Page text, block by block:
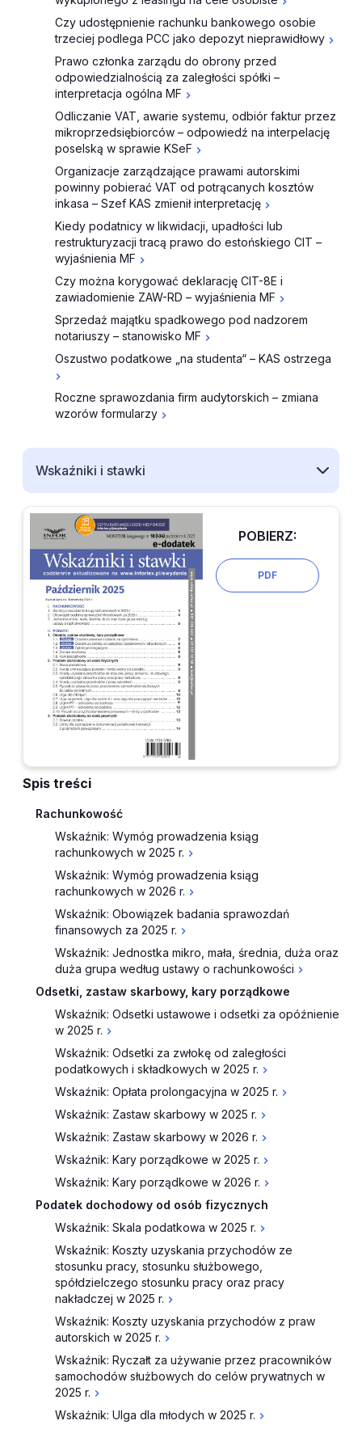
Czy udostępnienie rachunku bankowego osobie
trzeciej podlega PCC jako depozyt nieprawidłowy
Prawo członka zarządu do obrony przed
odpowiedzialnością za zaległości spółki –
interpretacja ogólna MF
Odliczanie VAT, awarie systemu, odbiór faktur przez
mikroprzedsiębiorców – odpowiedź na interpelację
poselską w sprawie KSeF
Organizacje zarządzające prawami autorskimi
powinny pobierać VAT od potrącanych kosztów
inkasa – Szef KAS zmienił interpretację
Kiedy podatnicy w likwidacji, upadłości lub
restrukturyzacji tracą prawo do estońskiego CIT –
wyjaśnienia MF
Czy można korygować deklarację CIT-8E i
zawiadomienie ZAW-RD – wyjaśnienia MF
Sprzedaż majątku spadkowego pod nadzorem
notariuszy – stanowisko MF
Oszustwo podatkowe „na studenta“ – KAS ostrzega
Roczne sprawozdania firm audytorskich – zmiana
wzorów formularzy
Wskaźniki i stawki
POBIERZ:
PDF
Spis treści
Rachunkowość
Wskaźnik: Wymóg prowadzenia ksiąg
rachunkowych w 2025 r.
Wskaźnik: Wymóg prowadzenia ksiąg
rachunkowych w 2026 r.
Wskaźnik: Obowiązek badania sprawozdań
finansowych za 2025 r.
Wskaźnik: Jednostka mikro, mała, średnia, duża oraz
duża grupa według ustawy o rachunkowości
Odsetki, zastaw skarbowy, kary porządkowe
Wskaźnik: Odsetki ustawowe i odsetki za opóźnienie
w 2025 r.
Wskaźnik: Odsetki za zwłokę od zaległości
podatkowych i składkowych w 2025 r.
Wskaźnik: Opłata prolongacyjna w 2025 r.
Wskaźnik: Zastaw skarbowy w 2025 r.
Wskaźnik: Zastaw skarbowy w 2026 r.
Wskaźnik: Kary porządkowe w 2025 r.
Wskaźnik: Kary porządkowe w 2026 r.
Podatek dochodowy od osób fizycznych
Wskaźnik: Skala podatkowa w 2025 r.
Wskaźnik: Koszty uzyskania przychodów ze
stosunku pracy, stosunku służbowego,
spółdzielczego stosunku pracy oraz pracy
nakładczej w 2025 r.
Wskaźnik: Koszty uzyskania przychodów z praw
autorskich w 2025 r.
Wskaźnik: Ryczałt za używanie przez pracowników
samochodów służbowych do celów prywatnych w
2025 r.
Wskaźnik: Ulga dla młodych w 2025 r.